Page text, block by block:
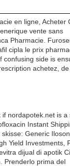
en ligne, Acheter
vente sans
Pharmacie.
cipla le prix
confusing side is
achetez, de
nordapotek.net is a
Instant
Generic
Yield Investments,
dijual di apotik
Prenderlo prima del